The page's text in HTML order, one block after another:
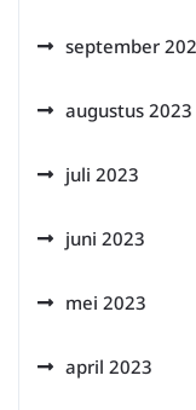
september
augustus 2023
juli 2023
juni 2023
mei 2023
april 2023